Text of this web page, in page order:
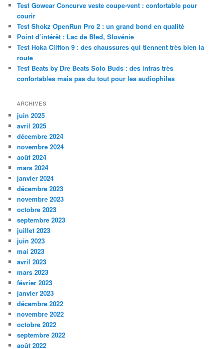
r
c
h
e
Test Gowear Concurve veste coupe-vent : confortable pour
courir
Test Shokz OpenRun Pro 2 : un grand bond en qualité
Point d’intérêt : Lac de Bled, Slovénie
Test Hoka Clifton 9 : des chaussures qui tiennent très bien la
route
Test Beats by Dre Beats Solo Buds : des intras très
confortables mais pas du tout pour les audiophiles
ARCHIVES
juin 2025
avril 2025
décembre 2024
novembre 2024
août 2024
mars 2024
janvier 2024
décembre 2023
novembre 2023
octobre 2023
septembre 2023
juillet 2023
juin 2023
mai 2023
avril 2023
mars 2023
février 2023
janvier 2023
décembre 2022
novembre 2022
octobre 2022
septembre 2022
août 2022